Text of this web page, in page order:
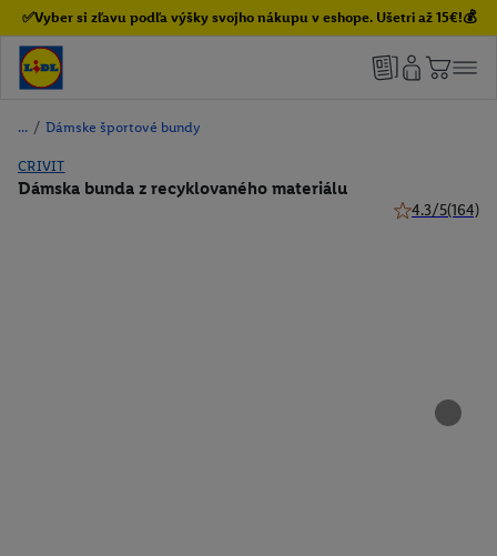
✅Vyber si zľavu podľa výšky svojho nákupu v eshope. Ušetri až 15€!💰
/ Dámske športové bundy
CRIVIT
Dámska bunda z recyklovaného materiálu
4.3/5(164)